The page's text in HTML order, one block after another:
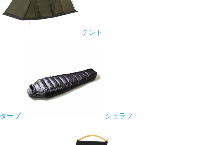
テント
タープ シュラフ